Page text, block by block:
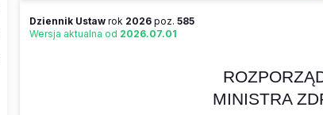
Dziennik Ustaw rok 2026 poz. 585
Wersja aktualna od 2026.07.01
MINISTRA